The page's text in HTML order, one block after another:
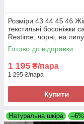
Розміри 43 44 45 46
текстильні босоніжки
Restime, чорні, на
на підошві з піни
Готово до відправки
1 195 ₴/пара
1 295 ₴/пара
Купити
Натуральна шкіра –6%